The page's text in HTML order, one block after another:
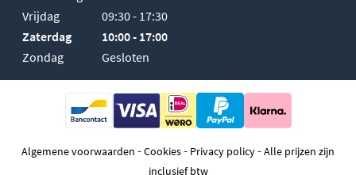
Vrijdag
09:30 - 17:30
Zaterdag
10:00 - 17:00
Zondag
Gesloten
Algemene voorwaarden -Cookies- Privacy policy-Alle prijzen zijn
inclusief btw